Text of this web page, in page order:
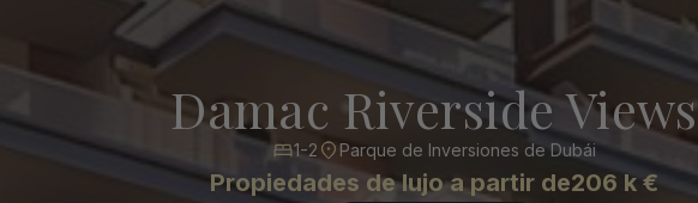
Damac Riverside Views
1-2 Parque de Inversiones de Dubái
Propiedades de lujo a partir de206 k €